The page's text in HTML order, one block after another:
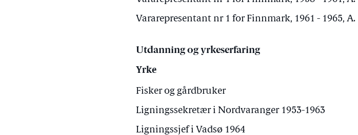
Vararepresentant nr 1 for Finnmark, 1961 - 1965, A.
Utdanning og yrkeserfaring
Yrke
Fisker og gårdbruker
Ligningssekretær i Nordvaranger 1953-1963
Ligningssjef i Vadsø 1964